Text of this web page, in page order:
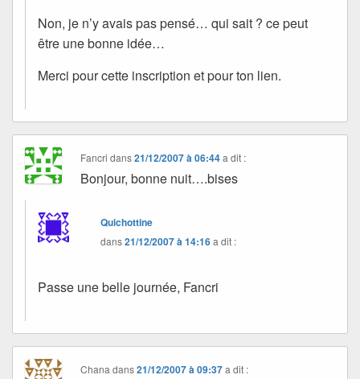
Non, je n’y avais pas pensé… qui sait ? ce peut
être une bonne idée…
Merci pour cette inscription et pour ton lien.
Fancri dans21/12/2007 à 06:44 a dit :
Bonjour, bonne nuit….bises
Quichottine
dans21/12/2007 à 14:16a dit :
Passe une belle journée, Fancri
Chana dans21/12/2007 à 09:37 a dit :